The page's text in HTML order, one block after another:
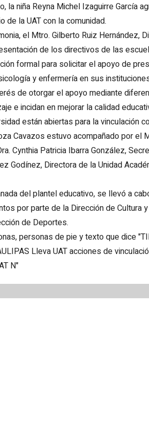
la niña Reyna Michel Izaguirre García
la UAT con la comunidad.
el Mtro. Gilberto Ruiz Hernández,
de los directivos de las
formal para solicitar el apoyo de
y enfermería en sus
de otorgar el apoyo mediante
e incidan en mejorar la calidad
están abiertas para la vinculación
Cavazos estuvo acompañado por el
Cynthia Patricia Ibarra González,
Godínez, Directora de la Unidad
del plantel educativo, se llevó a
por parte de la Dirección de Cultura
de Deportes.